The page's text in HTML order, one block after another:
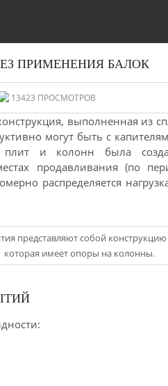
ПРИМЕНЕНИЯ БАЛОК
13423 ПРОСМОТРОВ
выполненная из
могут быть с
и колонн была
продавливания (по
распределяется
представляют собой
которая имеет опоры на колонны.